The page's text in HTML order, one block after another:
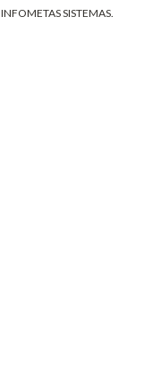
INFOMETAS SISTEMAS.